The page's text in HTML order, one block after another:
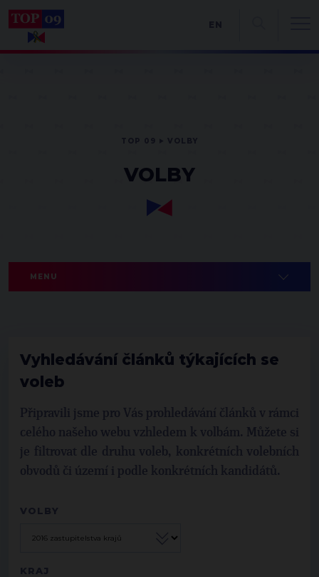
VOLBY
MENU
Vyhledávání článků týkajících se
voleb
Připravili jsme pro Vás prohledávání článků v rámci
celého našeho webu vzhledem k volbám. Můžete si
je filtrovat dle druhu voleb, konkrétních volebních
obvodů či území i podle konkrétních kandidátů.
VOLBY
KRAJ